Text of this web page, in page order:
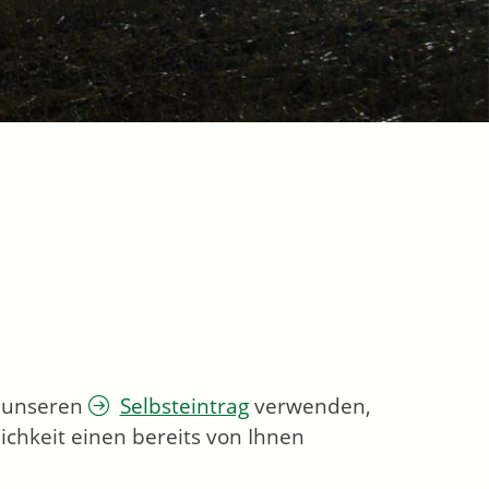
Selbsteintragverwenden,
einen bereits von Ihnen